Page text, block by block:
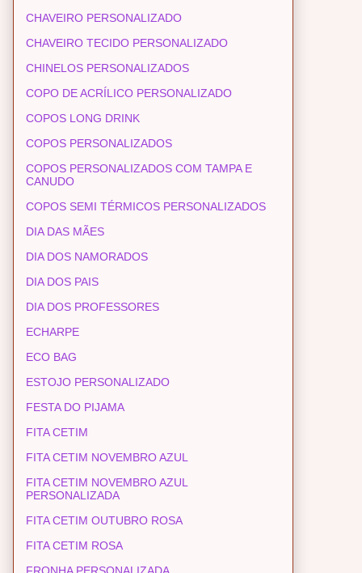
CHAVEIRO PERSONALIZADO
CHAVEIRO TECIDO PERSONALIZADO
CHINELOS PERSONALIZADOS
COPO DE ACRÍLICO PERSONALIZADO
COPOS LONG DRINK
COPOS PERSONALIZADOS
COPOS PERSONALIZADOS COM TAMPA E
CANUDO
COPOS SEMI TÉRMICOS PERSONALIZADOS
DIA DAS MÃES
DIA DOS NAMORADOS
DIA DOS PAIS
DIA DOS PROFESSORES
ECHARPE
ECO BAG
ESTOJO PERSONALIZADO
FESTA DO PIJAMA
FITA CETIM
FITA CETIM NOVEMBRO AZUL
FITA CETIM NOVEMBRO AZUL
PERSONALIZADA
FITA CETIM OUTUBRO ROSA
FITA CETIM ROSA
FRONHA PERSONALIZADA